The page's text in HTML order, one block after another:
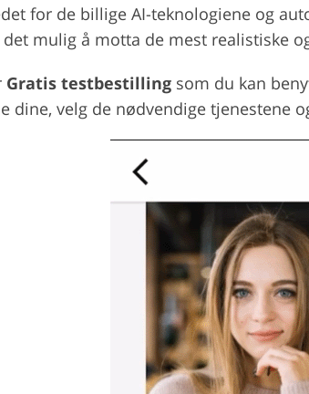
for de billige AI-teknologiene og
mulig å motta de mest realistiske
Gratis testbestilling som du kan
dine, velg de nødvendige tjenestene